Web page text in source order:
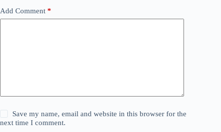
Add Comment *
Save my name, email and website in this browser for the
next time I comment.